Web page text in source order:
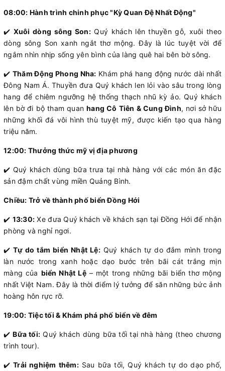
08:00: Hành trình chinh phục "Kỳ Quan Đệ Nhất Động"
✔️ Xuôi dòng sông Son:Quý khách lên thuyền gỗ, xuôi theo
dòng sông Son xanh ngắt thơ mộng. Đây là lúc tuyệt vời để
ngắm nhìn nhịp sống yên bình của làng quê hai bên bờ sông.
✔️ Thăm Động Phong Nha: Khám phá hang động nước dài nhất
Đông Nam Á. Thuyền đưa Quý khách len lỏi vào sâu trong lòng
hang để chiêm ngưỡng hệ thống thạch nhũ kỳ ảo. Quý khách
lên bờ đi bộ tham quanhang Cô Tiên & Cung Đình, nơi sở hữu
những khối đá vôi hình thù tuyệt mỹ, được kiến tạo qua hàng
triệu năm.
12:00: Thưởng thức mỹ vị địa phương
✔️ Quý khách dùng bữa trưa tại nhà hàng với các món ăn đặc
sản đậm chất vùng miền Quảng Bình.
Chiều: Trở về thành phố biển Đồng Hới
✔️ 13:30: Xe đưa Quý khách về khách sạn tại Đồng Hới để nhận
phòng và nghỉ ngơi.
✔️Tự do tắm biển Nhật Lệ:Quý khách tự do đắm mình trong
làn nước trong xanh hoặc dạo bước trên bãi cát trắng mịn
màng của biển Nhật Lệ– một trong những bãi biển thơ mộng
nhất Việt Nam. Đây là thời điểm lý tưởng để săn những bức ảnh
hoàng hôn rực rỡ.
19:00: Tiệc tối & Khám phá phố biển về đêm
✔️Bữa tối: Quý khách dùng bữa tối tại nhà hàng (theo chương
trình tour).
✔️Trải nghiệm thêm:Sau bữa tối, Quý khách tự do dạo phố,